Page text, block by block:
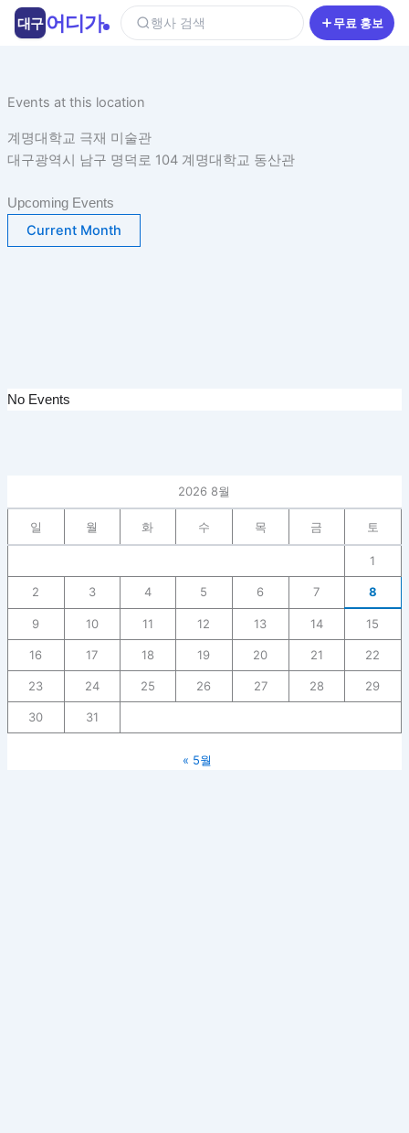
건
뛰
기
Events at this location
계명대학교 극재 미술관
대구광역시 남구 명덕로 104 계명대학교 동산관
Upcoming Events
Current Month
No Events
2026 8월
일 월 화 수 목 금 토
1
2 3 4 5 6 7 8
9 10 11 12 13 14 15
16 17 18 19 20 21 22
23 24 25 26 27 28 29
30 31
« 5월
대구 어디가 행사 검색 무료 홍보